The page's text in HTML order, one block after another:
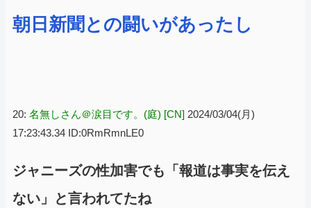
朝日新聞との闘いがあったし
20: 名無しさん＠涙目です。(庭) [CN] 2024/03/04(月)
17:23:43.34 ID:0RmRmnLE0
ジャニーズの性加害でも「報道は事実を伝え
ない」と言われてたね